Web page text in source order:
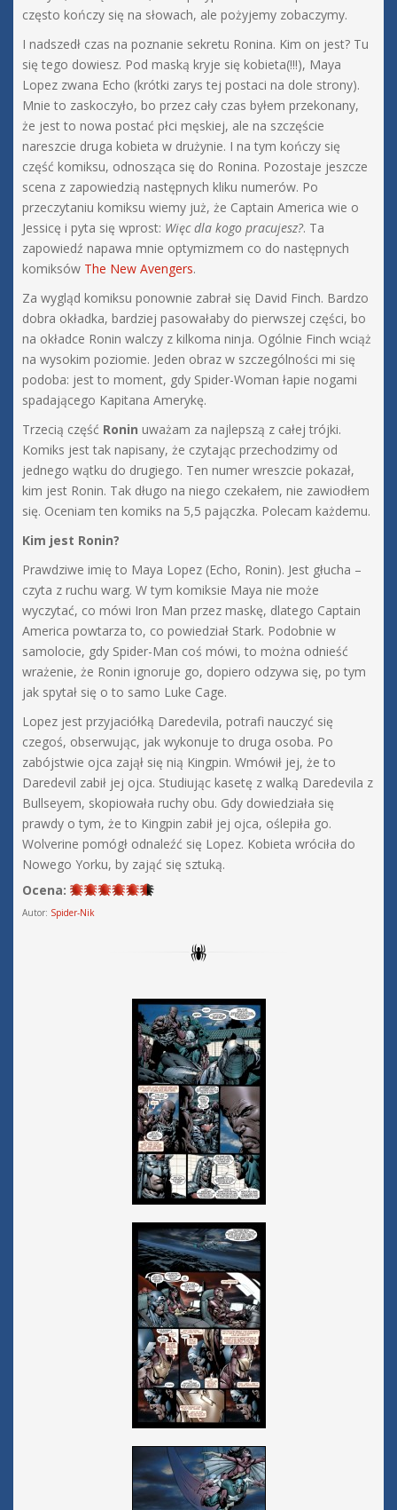
często kończy się na słowach, ale pożyjemy zobaczymy.
I nadszedł czas na poznanie sekretu Ronina. Kim on jest? Tu
się tego dowiesz. Pod maską kryje się kobieta(!!!), Maya
Lopez zwana Echo (krótki zarys tej postaci na dole strony).
Mnie to zaskoczyło, bo przez cały czas byłem przekonany,
że jest to nowa postać płci męskiej, ale na szczęście
nareszcie druga kobieta w drużynie. I na tym kończy się
część komiksu, odnosząca się do Ronina. Pozostaje jeszcze
scena z zapowiedzią następnych kliku numerów. Po
przeczytaniu komiksu wiemy już, że Captain America wie o
Jessicę i pyta się wprost: Więc dla kogo pracujesz?. Ta
zapowiedź napawa mnie optymizmem co do następnych
komiksów The New Avengers.
Za wygląd komiksu ponownie zabrał się David Finch. Bardzo
dobra okładka, bardziej pasowałaby do pierwszej części, bo
na okładce Ronin walczy z kilkoma ninja. Ogólnie Finch wciąż
na wysokim poziomie. Jeden obraz w szczególności mi się
podoba: jest to moment, gdy Spider-Woman łapie nogami
spadającego Kapitana Amerykę.
Trzecią część Ronin uważam za najlepszą z całej trójki.
Komiks jest tak napisany, że czytając przechodzimy od
jednego wątku do drugiego. Ten numer wreszcie pokazał,
kim jest Ronin. Tak długo na niego czekałem, nie zawiodłem
się. Oceniam ten komiks na 5,5 pajączka. Polecam każdemu.
Kim jest Ronin?
Prawdziwe imię to Maya Lopez (Echo, Ronin). Jest głucha –
czyta z ruchu warg. W tym komiksie Maya nie może
wyczytać, co mówi Iron Man przez maskę, dlatego Captain
America powtarza to, co powiedział Stark. Podobnie w
samolocie, gdy Spider-Man coś mówi, to można odnieść
wrażenie, że Ronin ignoruje go, dopiero odzywa się, po tym
jak spytał się o to samo Luke Cage.
Lopez jest przyjaciółką Daredevila, potrafi nauczyć się
czegoś, obserwując, jak wykonuje to druga osoba. Po
zabójstwie ojca zajął się nią Kingpin. Wmówił jej, że to
Daredevil zabił jej ojca. Studiując kasetę z walką Daredevila z
Bullseyem, skopiowała ruchy obu. Gdy dowiedziała się
prawdy o tym, że to Kingpin zabił jej ojca, oślepiła go.
Wolverine pomógł odnaleźć się Lopez. Kobieta wróciła do
Nowego Yorku, by zająć się sztuką.
Ocena:
Autor: Spider-Nik